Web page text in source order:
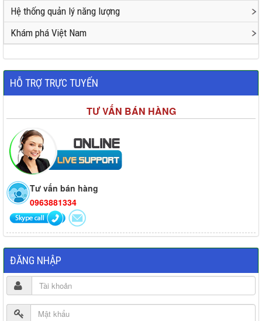
Hệ thống quản lý năng lượng
Khám phá Việt Nam
HỖ TRỢ TRỰC TUYẾN
TƯ VẤN BÁN HÀNG
Tư vấn bán hàng
0963881334
ĐĂNG NHẬP